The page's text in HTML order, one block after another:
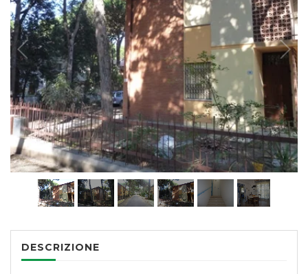
1/22
DESCRIZIONE